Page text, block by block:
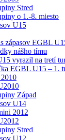
Stred
o 1.-8. miesto
U15
zápasov EGBL
nášho tímu
vyrazil na tretí
EGBL U15 – 1.
Západ
U14
2012
Stred
U12